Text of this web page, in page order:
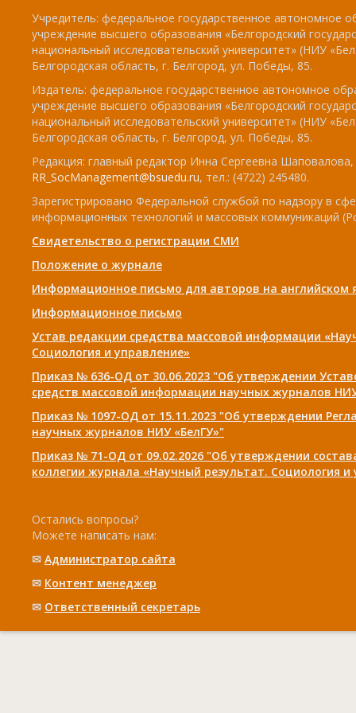
Учредитель: федеральное государственное автономное
учреждение высшего образования «Белгородский
национальный исследовательский университет» (НИУ
Белгородская область, г. Белгород, ул. Победы, 85.
Издатель: федеральное государственное автономное
учреждение высшего образования «Белгородский
национальный исследовательский университет» (НИУ
Белгородская область, г. Белгород, ул. Победы, 85.
Редакция: главный редактор Инна Сергеевна
RR_SocManagement@bsuedu.ru, тел.: (4722) 245480.
Зарегистрировано Федеральной службой по надзору в
информационных технологий и массовых коммуникаций
Свидетельство о регистрации СМИ
Положение о журнале
Информационное письмо для авторов на английском
Информационное письмо
Устав редакции средства массовой информации
Социология и управление»
Приказ № 636-ОД от 30.06.2023 "Об утверждении
средств массовой информации научных журналов
Приказ № 1097-ОД от 15.11.2023 "Об утверждении
научных журналов НИУ «БелГУ»"
Приказ № 71-ОД от 09.02.2026 "Об утверждении
коллегии журнала «Научный результат. Социология и
Остались вопросы?
Можете написать нам:
✉ Администратор сайта
✉ Контент менеджер
✉ Ответственный cекретарь